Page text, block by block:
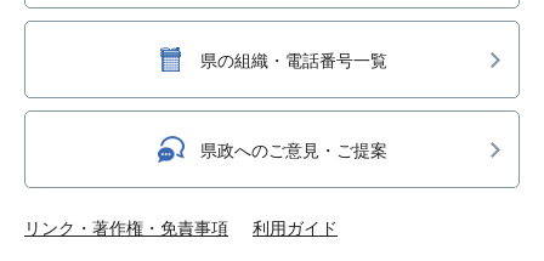
県の組織・電話番号一覧
県政へのご意見・ご提案
リンク・著作権・免責事項 利用ガイド